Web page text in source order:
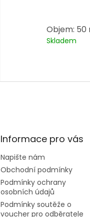
Objem: 50
Skladem
Informace pro vás
Napište nám
Obchodní podmínky
Podmínky ochrany
osobních údajů
Podmínky soutěže o
voucher pro odběratele